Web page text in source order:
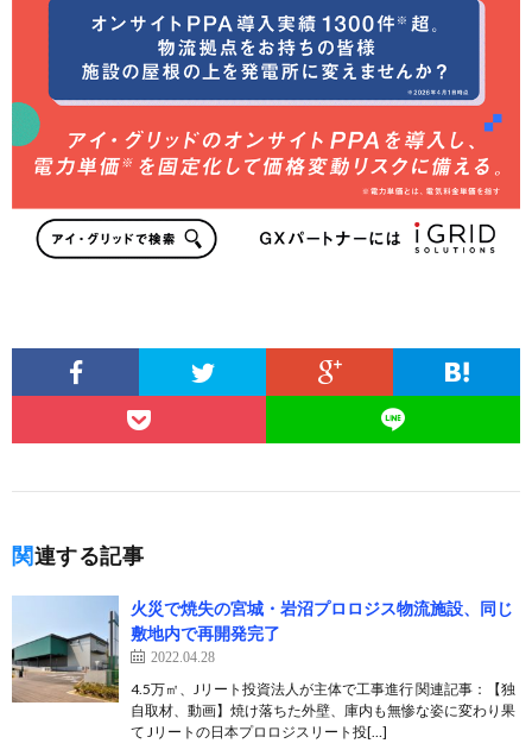
関連する記事
火災で焼失の宮城・岩沼プロロジス物流施設、同じ
敷地内で再開発完了
2022.04.28
4.5万㎡、Jリート投資法人が主体で工事進行 関連記事：【独
自取材、動画】焼け落ちた外壁、庫内も無惨な姿に変わり果
て Jリートの日本プロロジスリート投[…]